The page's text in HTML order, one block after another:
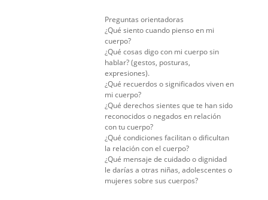
Preguntas orientadoras
¿Qué siento cuando pienso en mi
cuerpo?
¿Qué cosas digo con mi cuerpo sin
hablar? (gestos, posturas,
expresiones).
¿Qué recuerdos o significados viven en
mi cuerpo?
¿Qué derechos sientes que te han sido
reconocidos o negados en relación
con tu cuerpo?
¿Qué condiciones facilitan o dificultan
la relación con el cuerpo?
¿Qué mensaje de cuidado o dignidad
le darías a otras niñas, adolescentes o
mujeres sobre sus cuerpos?